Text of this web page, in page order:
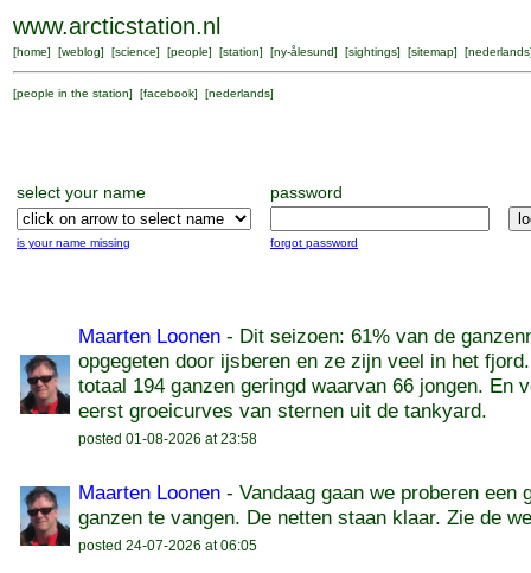
www.arcticstation.nl
[home] [weblog] [science] [people] [station] [ny-ålesund] [sightings] [sitemap] [nederlands
[people in the station] [facebook] [nederlands]
select your name password
is your name missing forgot password
Maarten Loonen - Dit seizoen: 61% van de
opgegeten door ijsberen en ze zijn veel in het
totaal 194 ganzen geringd waarvan 66 jongen. En
eerst groeicurves van sternen uit de tankyard.
posted 01-08-2026 at 23:58
Maarten Loonen - Vandaag gaan we proberen een
ganzen te vangen. De netten staan klaar. Zie de
posted 24-07-2026 at 06:05